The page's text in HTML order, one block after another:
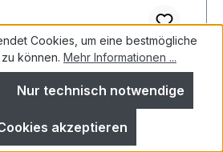
mit Langhaar
cm Farbe grau 40 x 40
Cookies, um eine bestmögliche
können. Mehr Informationen ...
Nur technisch notwendige
akzeptieren